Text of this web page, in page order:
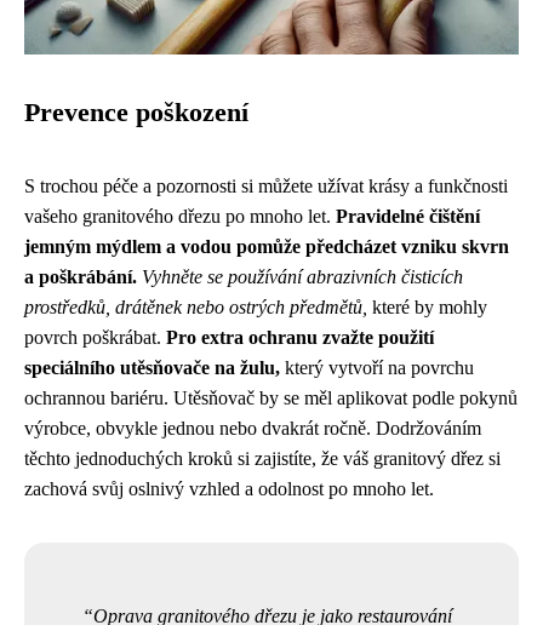
Prevence poškození
S trochou péče a pozornosti si můžete užívat krásy a funkčnosti
vašeho granitového dřezu po mnoho let. Pravidelné čištění
jemným mýdlem a vodou pomůže předcházet vzniku skvrn
a poškrábání. Vyhněte se používání abrazivních čisticích
prostředků, drátěnek nebo ostrých předmětů, které by mohly
povrch poškrábat. Pro extra ochranu zvažte použití
speciálního utěsňovače na žulu, který vytvoří na povrchu
ochrannou bariéru. Utěsňovač by se měl aplikovat podle pokynů
výrobce, obvykle jednou nebo dvakrát ročně. Dodržováním
těchto jednoduchých kroků si zajistíte, že váš granitový dřez si
zachová svůj oslnivý vzhled a odolnost po mnoho let.
Oprava granitového dřezu je jako restaurování